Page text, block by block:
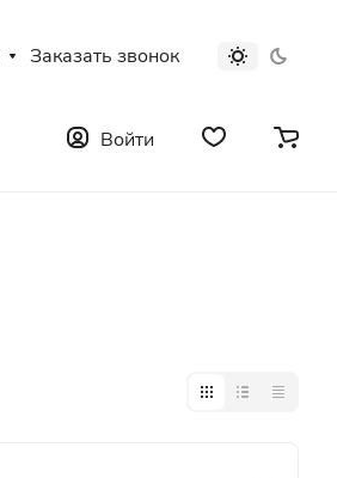
Заказать звонок
Войти